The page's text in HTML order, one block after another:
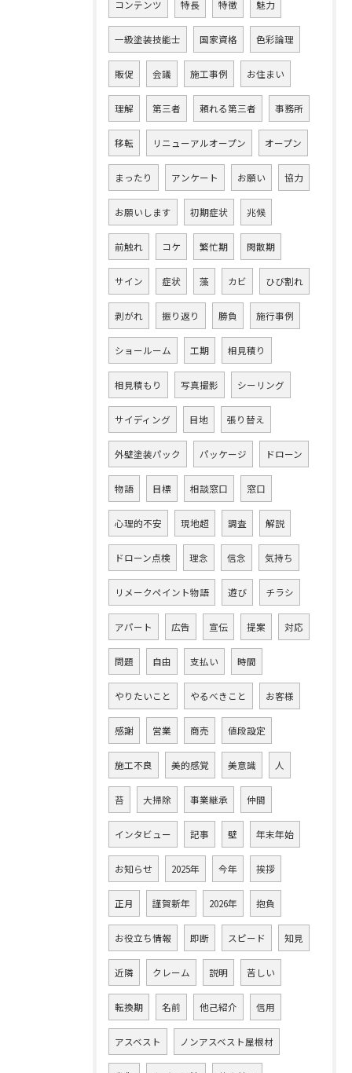
コンテンツ 特長 特徴 魅力
一級塗装技能士 国家資格 色彩論理
販促 会議 施工事例 お住まい
理解 第三者 頼れる第三者 事務所
移転 リニューアルオープン オープン
まったり アンケート お願い 協力
お願いします 初期症状 兆候
前触れ コケ 繁忙期 閑散期
サイン 症状 藻 カビ ひび割れ
剥がれ 振り返り 勝負 施行事例
ショールーム 工期 相見積り
相見積もり 写真撮影 シーリング
サイディング 目地 張り替え
外壁塗装パック パッケージ ドローン
物語 目標 相談窓口 窓口
心理的不安 現地超 調査 解説
ドローン点検 理念 信念 気持ち
リメークペイント物語 遊び チラシ
アパート 広告 宣伝 提案 対応
問題 自由 支払い 時間
やりたいこと やるべきこと お客様
感謝 営業 商売 値段設定
施工不良 美的感覚 美意識 人
苔 大掃除 事業継承 仲間
インタビュー 記事 壁 年末年始
お知らせ 2025年 今年 挨拶
正月 謹賀新年 2026年 抱負
お役立ち情報 即断 スピード 知見
近隣 クレーム 説明 苦しい
転換期 名前 他己紹介 信用
アスベスト ノンアスベスト屋根材